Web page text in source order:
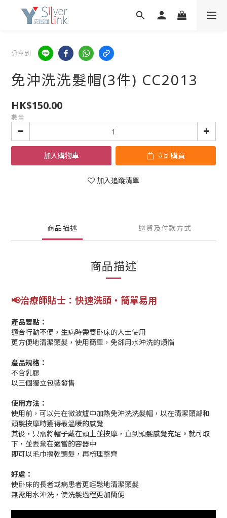
分享到
免沖洗洗髮帽(3件) CC2013
HK$150.00
數量
加入購物車 立即購買
加入追蹤清單
商品描述 送貨及付款方式
商品描述
📢治療師貼士： 快速洗頭 ‧ 簡單易用
產品要點：
適合行動不便，生病時需要卧床的人士使用
更方便地清潔頭髮，使用簡單，免卻用水沖洗的煩惱
產品規格：
不含乳膠
以三個獨立包裝發售
使用方法：
使用前，可以先在微波爐中加熱免沖洗洗髮帽，以在清潔頭部和
頭髮按摩時獲得最溫暖的感覺
其後，只需將帽子戴在頭上並按摩，直到頭髮感覺充足。就可取
下，並丟棄在適當的容器中
即可以毛巾擦乾頭髮，再梳理整齊
好處：
使卧床的長者或病患者更輕鬆地清潔頭髮
無需用水沖洗，使洗髮過程更加簡便